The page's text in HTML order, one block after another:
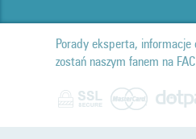
Porady eksperta,
zostań naszym fanem na